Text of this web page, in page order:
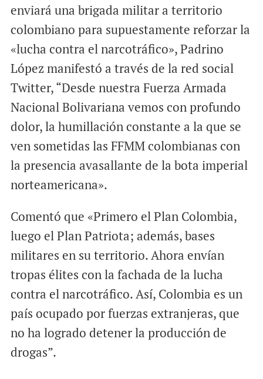
enviará una brigada militar a territorio
colombiano para supuestamente reforzar la
«lucha contra el narcotráfico», Padrino
López manifestó a través de la red social
Twitter, “Desde nuestra Fuerza Armada
Nacional Bolivariana vemos con profundo
dolor, la humillación constante a la que se
ven sometidas las FFMM colombianas con
la presencia avasallante de la bota imperial
norteamericana».
Comentó que «Primero el Plan Colombia,
luego el Plan Patriota; además, bases
militares en su territorio. Ahora envían
tropas élites con la fachada de la lucha
contra el narcotráfico. Así, Colombia es un
país ocupado por fuerzas extranjeras, que
no ha logrado detener la producción de
drogas”.